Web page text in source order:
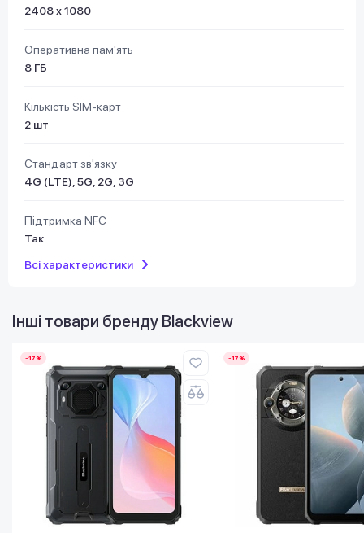
2408 x 1080
Оперативна пам'ять
8 ГБ
Кількість SIM-карт
2 шт
Стандарт зв'язку
4G (LTE), 5G, 2G, 3G
Підтримка NFC
Так
Всі характеристики
Інші товари бренду Blackview
-17% -17%